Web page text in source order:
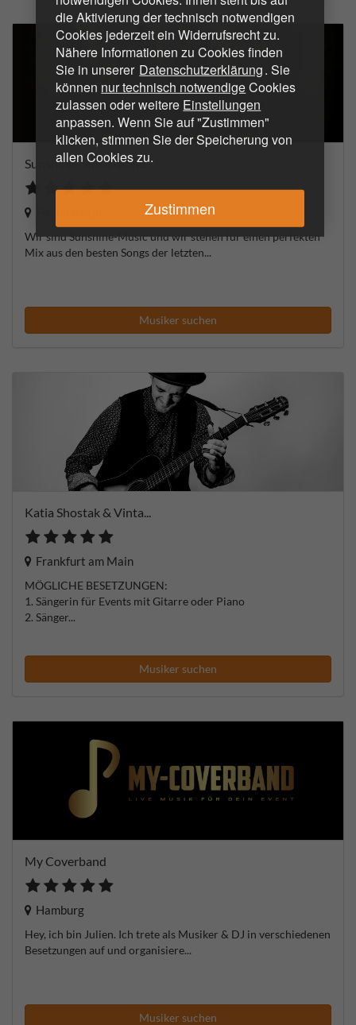
die Aktivierung der technisch notwendigen
Cookies jederzeit ein Widerrufsrecht zu.
Nähere Informationen zu Cookies finden
Sie in unserer Datenschutzerklärung. Sie
können nur technisch notwendigeCookies
zulassen oder weitere Einstellungen
anpassen. Wenn Sie auf "Zustimmen"
klicken, stimmen Sie der Speicherung von
allen Cookies zu.
Zustimmen
Sunshine-Music-Band
Wir sind Sunshine-Music und wir stehen für einen perfekten
Mix aus den besten Songs der letzten...
Musiker suchen
Katia Shostak & Vinta...
Frankfurt am Main
MÖGLICHE BESETZUNGEN:
1. Sängerin für Events mit Gitarre oder Piano
2. Sänger...
Musiker suchen
My Coverband
Hamburg
Hey, ich bin Julien. Ich trete als Musiker & DJ in verschiedenen
Besetzungen auf und organisiere...
Musiker suchen